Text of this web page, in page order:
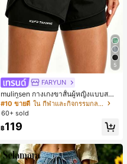
5
FARYUN
mulinsen กางเกงขาสั้นผู้หญิงแบบสบา
ยๆ สีพื้น หลวม อเนกประสงค์ กางเกงขา
สั้นกีฬา 2-In-1 สำหรับวิ่ง ฟิตเนส และก
ารฝึกซ้อมกีฬาในฤดูร้อน
#10 ขายดี
ใน กีฬาและกิจกรรมกลางแจ้ง
60+ sold
฿119